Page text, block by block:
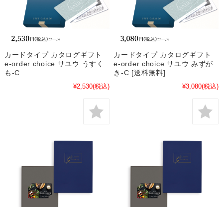
カードタイプ カタログギフト
e-order choice サユウ うすく
も-C
¥2,530(税込)
カードタイプ カタログギフト
e-order choice サユウ みずが
き-C [送料無料]
¥3,080(税込)